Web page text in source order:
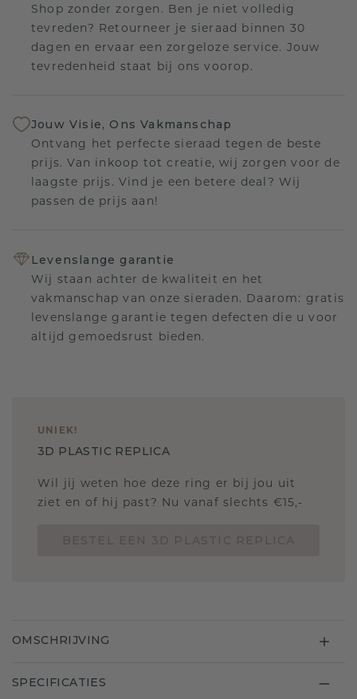
Shop zonder zorgen. Ben je niet volledig
tevreden? Retourneer je sieraad binnen 30
dagen en ervaar een zorgeloze service. Jouw
tevredenheid staat bij ons voorop.
Jouw Visie, Ons Vakmanschap
Ontvang het perfecte sieraad tegen de beste
prijs. Van inkoop tot creatie, wij zorgen voor de
laagste prijs. Vind je een betere deal? Wij
passen de prijs aan!
Levenslange garantie
Wij staan achter de kwaliteit en het
vakmanschap van onze sieraden. Daarom: gratis
levenslange garantie tegen defecten die u voor
altijd gemoedsrust bieden.
UNIEK!
3D PLASTIC REPLICA
Wil jij weten hoe deze ring er bij jou uit
ziet en of hij past? Nu vanaf slechts €15,-
OMSCHRIJVING
SPECIFICATIES